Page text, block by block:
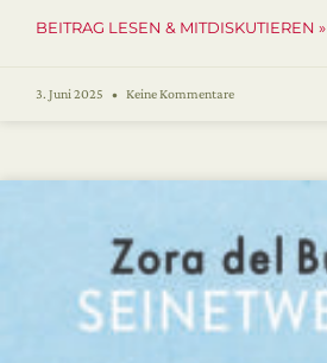
BEITRAG LESEN & MITDISKUTIEREN »
3. Juni 2025 Keine Kommentare